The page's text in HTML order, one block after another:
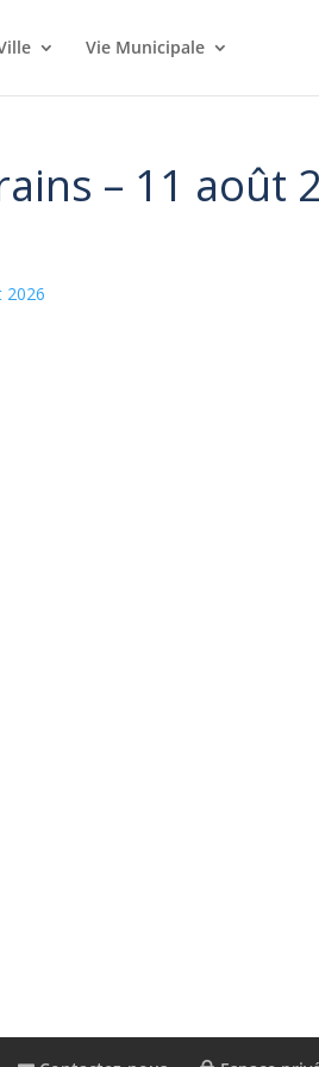
Vie Municipale
– 11 août
2026